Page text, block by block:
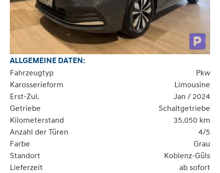
ALLGEMEINE DATEN:
Fahrzeugtyp
Pkw
Karosserieform
Limousine
Erst-Zul.
Jan / 2024
Getriebe
Schaltgetriebe
Kilometerstand
35.050 km
Anzahl der Türen
4/5
Farbe
Grau
Standort
Koblenz-Güls
Lieferzeit
ab sofort